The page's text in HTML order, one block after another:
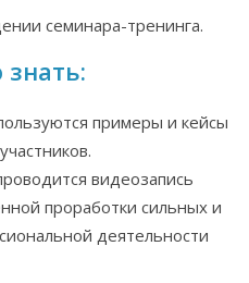
семинара-тренинга.
примеры и кейсы
видеозапись
проработки сильных и
деятельности